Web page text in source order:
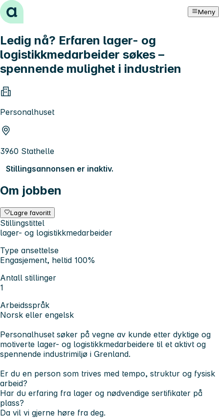
Hopp til innhold Meny
Ledig nå? Erfaren lager- og
logistikkmedarbeider søkes –
spennende mulighet i industrien
Personalhuset
3960 Stathelle
Stillingsannonsen er inaktiv.
Om jobben
Lagre favoritt
Stillingstittel
lager- og logistikkmedarbeider
Type ansettelse
Engasjement, heltid 100%
Antall stillinger
1
Arbeidsspråk
Norsk eller engelsk
Personalhuset søker på vegne av kunde etter dyktige og
motiverte lager- og logistikkmedarbeidere til et aktivt og
spennende industrimiljø i Grenland.
Er du en person som trives med tempo, struktur og fysisk
arbeid?
Har du erfaring fra lager og nødvendige sertifikater på
plass?
Da vil vi gjerne høre fra deg.